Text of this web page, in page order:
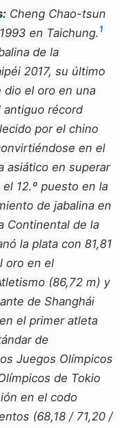
Cheng Chao-tsun
en Taichung.1
de la
2017, su último
dio el oro en una
antiguo récord
por el chino
en el
asiático en superar
12.º puesto en la
de jabalina en
Continental de la
la plata con 81,81
oro en el
(86,72 m) y
de Shanghái
el primer atleta
de
Juegos Olímpicos
de Tokio
en el codo
(68,18 / 71,20 /